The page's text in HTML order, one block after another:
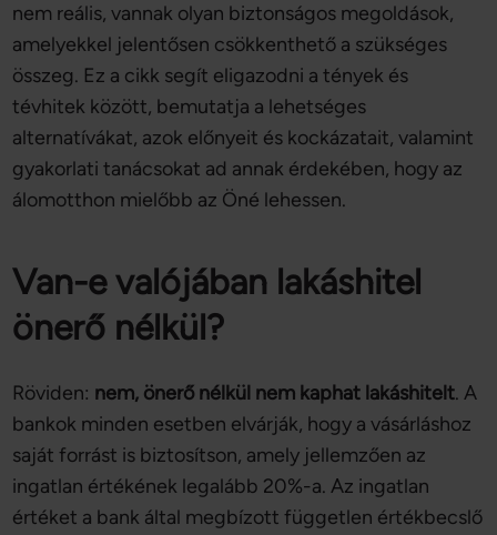
nem reális, vannak olyan biztonságos megoldások,
amelyekkel jelentősen csökkenthető a szükséges
összeg. Ez a cikk segít eligazodni a tények és
tévhitek között, bemutatja a lehetséges
alternatívákat, azok előnyeit és kockázatait, valamint
gyakorlati tanácsokat ad annak érdekében, hogy az
álomotthon mielőbb az Öné lehessen.
Van-e valójában lakáshitel
önerő nélkül?
Röviden: nem, önerő nélkül nem kaphat lakáshitelt. A
bankok minden esetben elvárják, hogy a vásárláshoz
saját forrást is biztosítson, amely jellemzően az
ingatlan értékének legalább 20%-a. Az ingatlan
értéket a bank által megbízott független értékbecslő